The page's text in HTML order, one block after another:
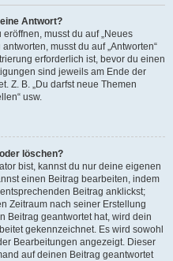
Antwort?
musst du auf „Neues
musst du auf „Antworten“
erforderlich ist, bevor du einen
sind jeweils am Ende der
Z. B. „Du darfst neue Themen
usw.
löschen?
bist, kannst du nur deine eigenen
einen Beitrag bearbeiten, indem
Beitrag anklickst;
Zeitraum nach seiner Erstellung
Beitrag geantwortet hat, wird dein
gekennzeichnet. Es wird sowohl
Bearbeitungen angezeigt. Dieser
auf deinen Beitrag geantwortet